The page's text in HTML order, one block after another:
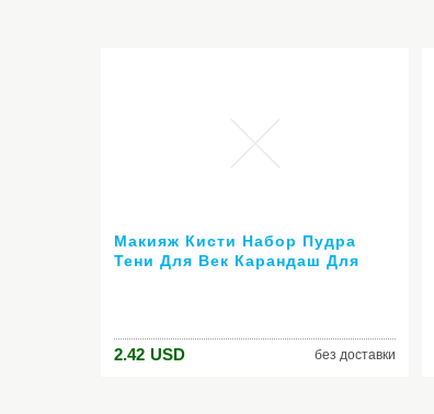
Макияж Кисти Набор Пудра
Тени Для Век Карандаш Для
2.42 USD без доставки